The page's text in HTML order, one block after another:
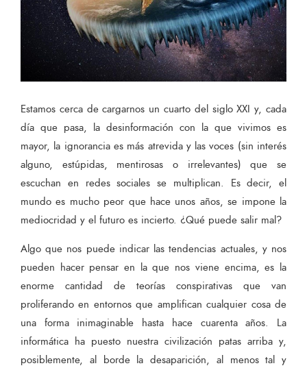
Estamos cerca de cargarnos un cuarto del siglo XXI y, cada
día que pasa, la desinformación con la que vivimos es
mayor, la ignorancia es más atrevida y las voces (sin interés
alguno, estúpidas, mentirosas o irrelevantes) que se
escuchan en redes sociales se multiplican. Es decir, el
mundo es mucho peor que hace unos años, se impone la
mediocridad y el futuro es incierto. ¿Qué puede salir mal?
Algo que nos puede indicar las tendencias actuales, y nos
pueden hacer pensar en la que nos viene encima, es la
enorme cantidad de teorías conspirativas que van
proliferando en entornos que amplifican cualquier cosa de
una forma inimaginable hasta hace cuarenta años. La
informática ha puesto nuestra civilización patas arriba y,
posiblemente, al borde la desaparición, al menos tal y